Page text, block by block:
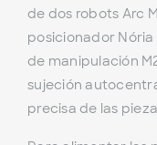
de dos robots Arc
posicionador
de manipulación
sujeción
precisa de las